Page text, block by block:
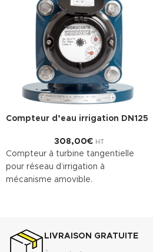
Compteur d’eau irrigation DN125
308,00€ HT
Compteur à turbine tangentielle
pour réseau d’irrigation à
mécanisme amovible.
Corps en fonte revêtu, offrant une
grande résistance à l’usure.
LIVRAISON GRATUITE